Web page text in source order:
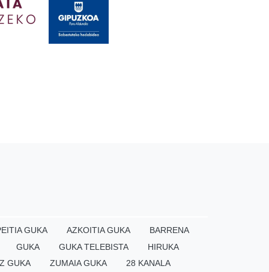
GUKA AZKOITIA GUKA
BARRENA
GUKA
GUKA TELEBISTA
HIRUKA
GUKA
ZUMAIA GUKA 28 KANALA